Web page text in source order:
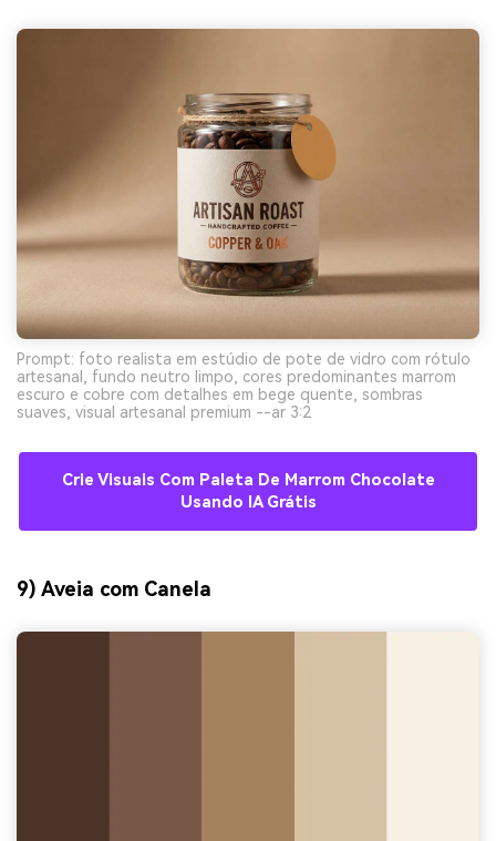
Prompt: foto realista em estúdio de pote de vidro com rótulo
artesanal, fundo neutro limpo, cores predominantes marrom
escuro e cobre com detalhes em bege quente, sombras
suaves, visual artesanal premium --ar 3:2
Crie Visuais Com Paleta De Marrom Chocolate
Usando IA Grátis
9) Aveia com Canela